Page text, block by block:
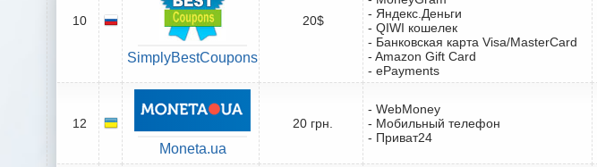
10
SimplyBestCoupons
20$
- Яндекс.Деньги
- QIWI кошелек
- Банковская карта Visa/MasterCard
- Amazon Gift Card
- ePayments
12
Moneta.ua
20 грн.
- WebMoney
- Мобильный телефон
- Приват24